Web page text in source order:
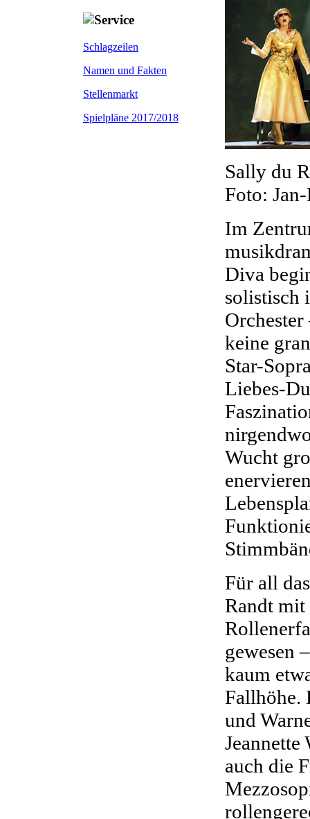
Schlagzeilen
Namen und Fakten
Stellenmarkt
Spielpläne 2017/2018
Sally du
Foto:
Im
Diva
solistisch
keine
Star-
Liebes-
Wucht
Für all
Randt
gewesen
kaum
Fallhöhe.
und
auch die